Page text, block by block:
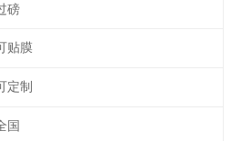
磅
贴膜
定制
国